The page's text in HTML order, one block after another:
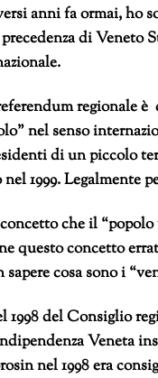
anni fa ormai, ho
di Veneto
regionale è
nel senso
di un piccolo
1999. Legalmente
che il
questo concetto
cosa sono i
1998 del Consiglio
Veneta
nel 1998 era